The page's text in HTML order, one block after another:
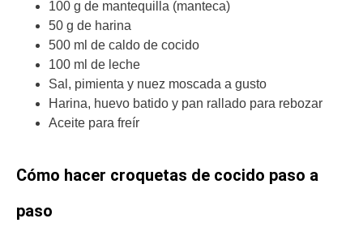
100 g de mantequilla (manteca)
50 g de harina
500 ml de caldo de cocido
100 ml de leche
Sal, pimienta y nuez moscada a gusto
Harina, huevo batido y pan rallado para rebozar
Aceite para freír
Cómo hacer croquetas de cocido paso a
paso